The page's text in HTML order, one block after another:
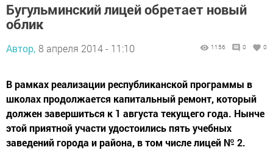
Бугульминский лицей обретает новый
облик
Автор, 8 апреля 2014 - 11:10 1156 0 0
В рамках реализации республиканской программы в
школах продолжается капитальный ремонт, который
должен завершиться к 1 августа текущего года. Нынче
этой приятной участи удостоились пять учебных
заведений города и района, в том числе лицей № 2.